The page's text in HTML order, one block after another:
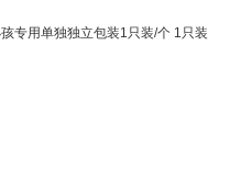
专用单独独立包装1只装/个 1只装